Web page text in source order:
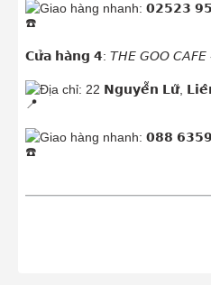
Giao hàng nhanh: 𝟬𝟮𝟱𝟮𝟯
𝗖𝘂̛̉𝗮 𝗵𝗮̀𝗻𝗴 𝟰: 𝘛𝘏𝘌 𝘎𝘖𝘖 𝘊𝘈𝘍𝘌
Địa chỉ: 22 𝗡𝗴𝘂𝘆𝗲̂̃𝗻 𝗟𝘂̛̃,
Giao hàng nhanh: 𝟬𝟴𝟴